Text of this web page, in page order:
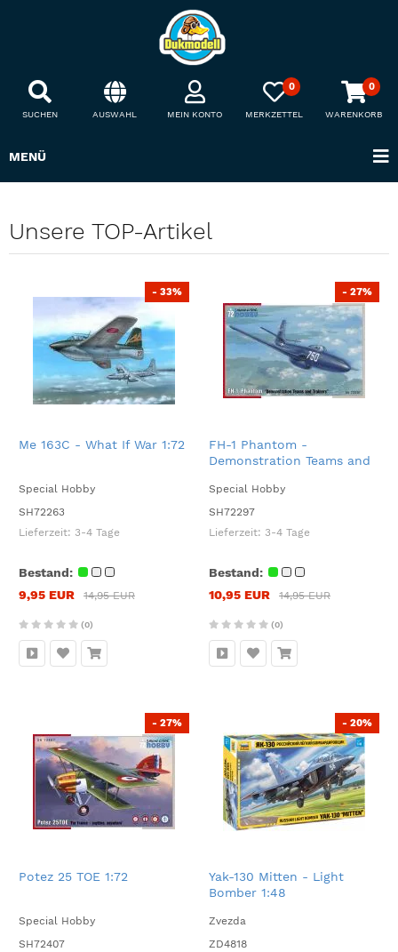
SUCHEN AUSWAHL MEIN KONTO
0
MERKZETTEL
0
WARENKORB
MENÜ
Unsere TOP-Artikel
Me 163C - What If War 1:72
Special Hobby
SH72263
Lieferzeit: 3-4 Tage
Bestand:
9,95 EUR
14,95 EUR
- 33%
(0)
FH-1 Phantom -
Demonstration Teams and
Special Hobby
SH72297
Lieferzeit: 3-4 Tage
Bestand:
10,95 EUR
14,95 EUR
- 27%
(0)
Potez 25 TOE 1:72
Special Hobby
SH72407
- 27%
Yak-130 Mitten - Light
Bomber 1:48
Zvezda
ZD4818
- 20%